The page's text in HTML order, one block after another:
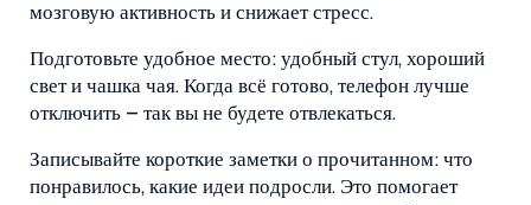
мозговую активность и снижает стресс.
Подготовьте удобное место: удобный стул, хороший
свет и чашка чая. Когда всё готово, телефон лучше
отключить – так вы не будете отвлекаться.
Записывайте короткие заметки о прочитанном: что
понравилось, какие идеи подросли. Это помогает